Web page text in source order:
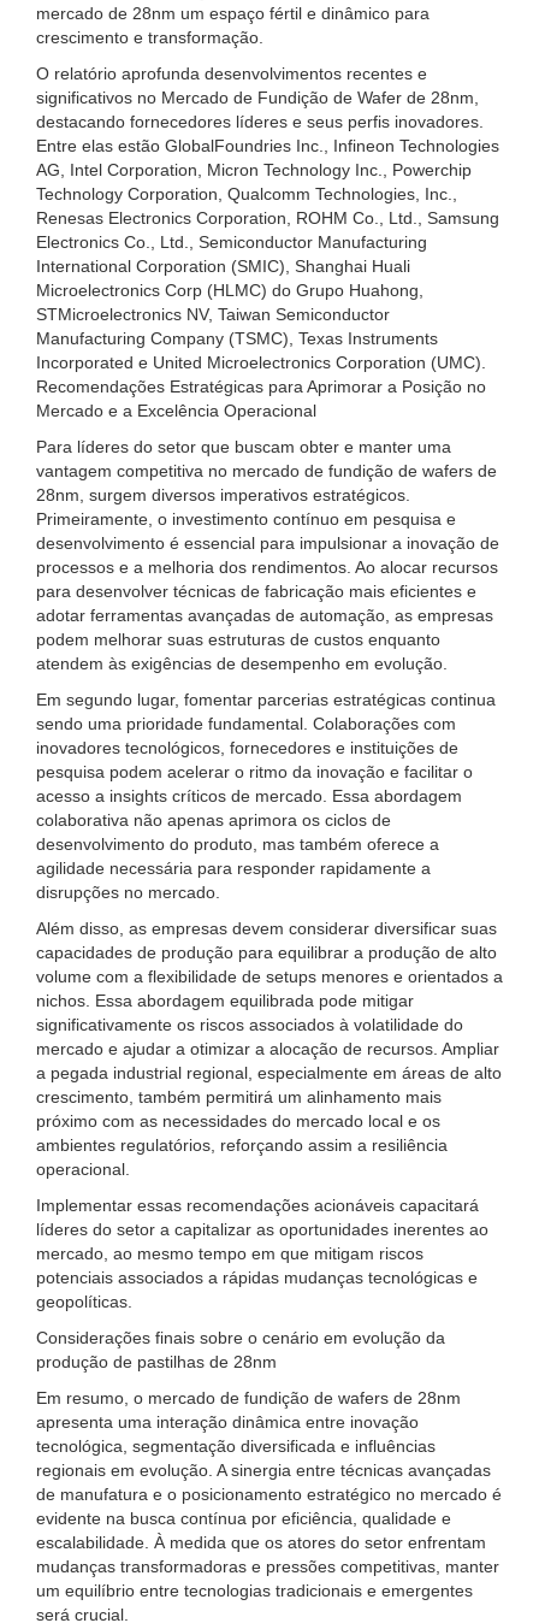
mercado de 28nm um espaço fértil e dinâmico para
crescimento e transformação.
O relatório aprofunda desenvolvimentos recentes e
significativos no Mercado de Fundição de Wafer de 28nm,
destacando fornecedores líderes e seus perfis inovadores.
Entre elas estão GlobalFoundries Inc., Infineon Technologies
AG, Intel Corporation, Micron Technology Inc., Powerchip
Technology Corporation, Qualcomm Technologies, Inc.,
Renesas Electronics Corporation, ROHM Co., Ltd., Samsung
Electronics Co., Ltd., Semiconductor Manufacturing
International Corporation (SMIC), Shanghai Huali
Microelectronics Corp (HLMC) do Grupo Huahong,
STMicroelectronics NV, Taiwan Semiconductor
Manufacturing Company (TSMC), Texas Instruments
Incorporated e United Microelectronics Corporation (UMC).
Recomendações Estratégicas para Aprimorar a Posição no
Mercado e a Excelência Operacional
Para líderes do setor que buscam obter e manter uma
vantagem competitiva no mercado de fundição de wafers de
28nm, surgem diversos imperativos estratégicos.
Primeiramente, o investimento contínuo em pesquisa e
desenvolvimento é essencial para impulsionar a inovação de
processos e a melhoria dos rendimentos. Ao alocar recursos
para desenvolver técnicas de fabricação mais eficientes e
adotar ferramentas avançadas de automação, as empresas
podem melhorar suas estruturas de custos enquanto
atendem às exigências de desempenho em evolução.
Em segundo lugar, fomentar parcerias estratégicas continua
sendo uma prioridade fundamental. Colaborações com
inovadores tecnológicos, fornecedores e instituições de
pesquisa podem acelerar o ritmo da inovação e facilitar o
acesso a insights críticos de mercado. Essa abordagem
colaborativa não apenas aprimora os ciclos de
desenvolvimento do produto, mas também oferece a
agilidade necessária para responder rapidamente a
disrupções no mercado.
Além disso, as empresas devem considerar diversificar suas
capacidades de produção para equilibrar a produção de alto
volume com a flexibilidade de setups menores e orientados a
nichos. Essa abordagem equilibrada pode mitigar
significativamente os riscos associados à volatilidade do
mercado e ajudar a otimizar a alocação de recursos. Ampliar
a pegada industrial regional, especialmente em áreas de alto
crescimento, também permitirá um alinhamento mais
próximo com as necessidades do mercado local e os
ambientes regulatórios, reforçando assim a resiliência
operacional.
Implementar essas recomendações acionáveis capacitará
líderes do setor a capitalizar as oportunidades inerentes ao
mercado, ao mesmo tempo em que mitigam riscos
potenciais associados a rápidas mudanças tecnológicas e
geopolíticas.
Considerações finais sobre o cenário em evolução da
produção de pastilhas de 28nm
Em resumo, o mercado de fundição de wafers de 28nm
apresenta uma interação dinâmica entre inovação
tecnológica, segmentação diversificada e influências
regionais em evolução. A sinergia entre técnicas avançadas
de manufatura e o posicionamento estratégico no mercado é
evidente na busca contínua por eficiência, qualidade e
escalabilidade. À medida que os atores do setor enfrentam
mudanças transformadoras e pressões competitivas, manter
um equilíbrio entre tecnologias tradicionais e emergentes
será crucial.